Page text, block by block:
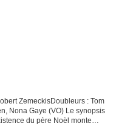
ZemeckisDoubleurs : Tom
Nona Gaye (VO) Le synopsis
du père Noël monte